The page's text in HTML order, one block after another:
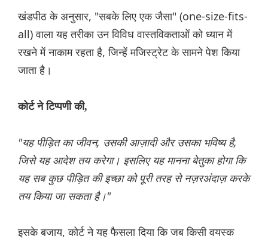
खंडपीठ के अनुसार, "सबके लिए एक जैसा" (one-size-fits-
all) वाला यह तरीका उन विविध वास्तविकताओं को ध्यान में
रखने में नाकाम रहता है, जिन्हें मजिस्ट्रेट के सामने पेश किया
जाता है।
कोर्ट ने टिप्पणी की,
"यह पीड़ित का जीवन, उसकी आज़ादी और उसका भविष्य है,
जिसे यह आदेश तय करेगा। इसलिए यह मानना ​​बेतुका होगा कि
यह सब कुछ पीड़ित की इच्छा को पूरी तरह से नज़रअंदाज़ करके
तय किया जा सकता है।"
इसके बजाय, कोर्ट ने यह फैसला दिया कि जब किसी वयस्क